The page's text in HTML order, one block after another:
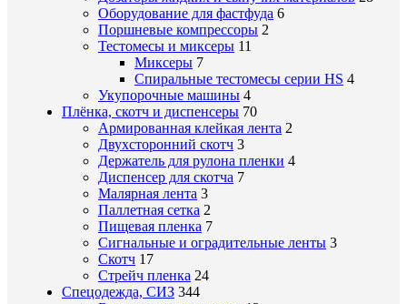
Оборудование для фастфуда 6
Поршневые компрессоры 2
Тестомесы и миксеры 11
Миксеры 7
Спиральные тестомесы серии HS 4
Укупорочные машины 4
Плёнка, скотч и диспенсеры 70
Армированная клейкая лента 2
Двухсторонний скотч 3
Держатель для рулона пленки 4
Диспенсер для скотча 7
Малярная лента 3
Паллетная сетка 2
Пищевая пленка 7
Сигнальные и оградительные ленты 3
Скотч 17
Стрейч пленка 24
Спецодежда, СИЗ 344